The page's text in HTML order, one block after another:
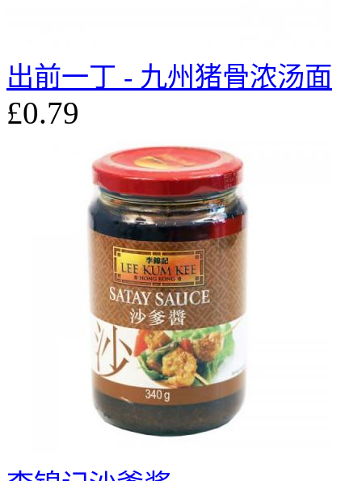
出前一丁 - 九州猪骨浓汤面
£0.79